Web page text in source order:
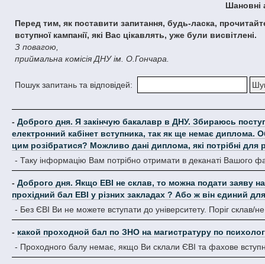
Перед тим, як поставити запитання, будь-ласка,
вступної кампанії, які Вас цікавлять, уже були висвітлені.
З повагою,
приймальна комісія ДНУ ім. О.Гончара.
Пошук запитань та відповідей:
- Доброго дня. Я закінчую бакалавр в ДНУ. Збираюсь
електронний кабінет вступника, так як ще немає диплома.
цим розібратися? Можливо дані диплома, які потрібні для
- Таку інформацію Вам потрібно отримати в деканаті Вашого
- Доброго дня. Якщо ЕВІ не склав, то можна подати заяву
прохідний бал ЕВІ у різних закладах ? Або ж він єдиний
- Без ЄВІ Ви не можете вступати до університету. Поріг склав/
- какой проходной бал по ЗНО на магистратуру по
- Проходного балу немає, якщо Ви склали ЄВІ та фахове